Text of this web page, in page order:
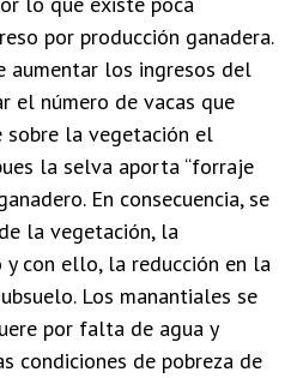
por producción ganadera.
aumentar los ingresos del
el número de vacas que
sobre la vegetación el
la selva aporta “forraje
En consecuencia, se
la vegetación, la
con ello, la reducción en la
Los manantiales se
por falta de agua y
condiciones de pobreza de